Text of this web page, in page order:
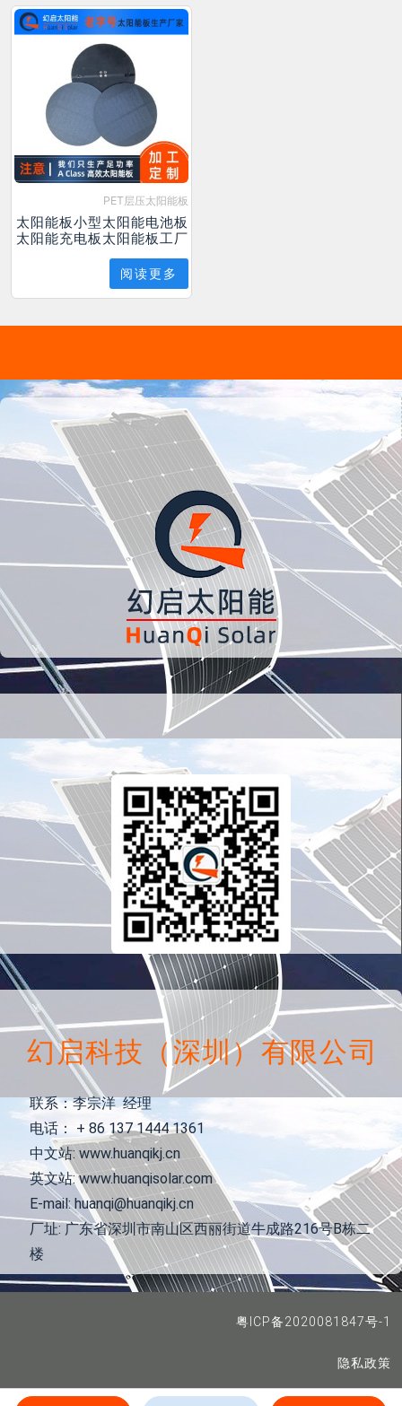
PET层压太阳能板
太阳能板小型太阳能电池板
太阳能充电板太阳能板工厂
阅读更多
幻启科技（深圳）有限公司
联系：李宗洋 经理
电话： + 86 137 1444 1361
中文站: www.huanqikj.cn
英文站: www.huanqisolar.com
E-mail: huanqi@huanqikj.cn
厂址: 广东省深圳市南山区西丽街道牛成路216号B栋二
楼
粤ICP备2020081847号-1
隐私政策